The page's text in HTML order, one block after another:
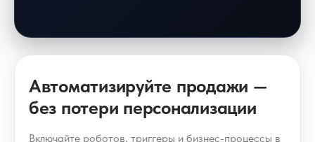
Автоматизируйте продажи —
без потери персонализации
Включайте роботов, триггеры и бизнес-процессы в